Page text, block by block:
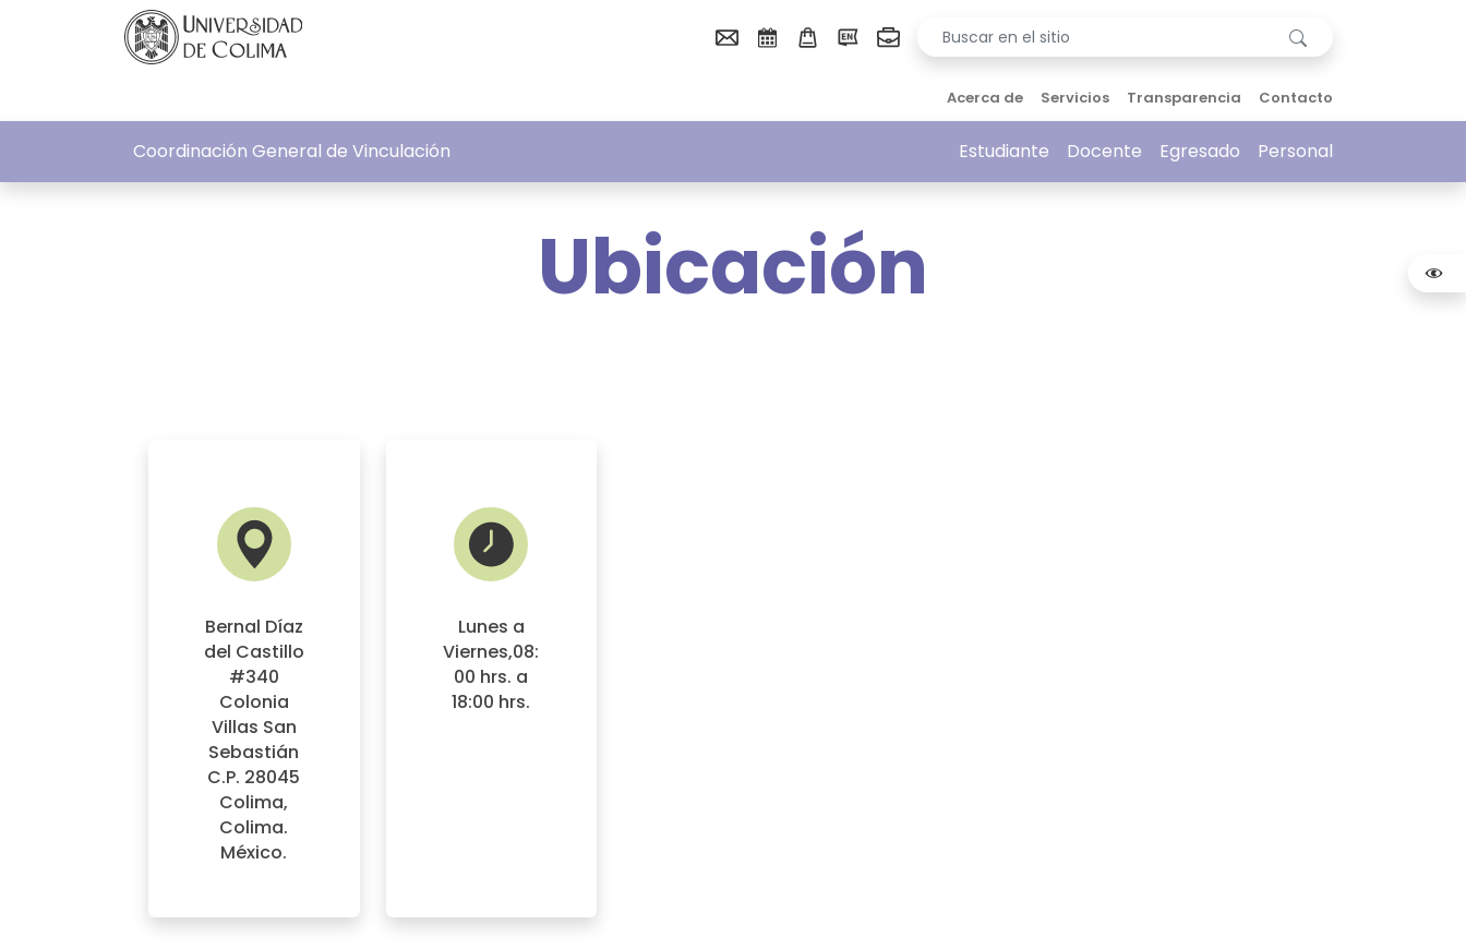
Acerca de Servicios Transparencia Contacto
Coordinación General de Vinculación Estudiante Docente Egresado Personal
Ubicación
Bernal Díaz
del Castillo
#340
Colonia
Villas San
Sebastián
C.P. 28045
Colima,
Colima.
México.
Lunes a
Viernes,08:
00 hrs. a
18:00 hrs.